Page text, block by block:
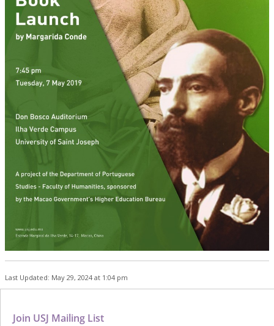
Last Updated: May 29, 2024 at 1:04 pm
Join USJ Mailing List